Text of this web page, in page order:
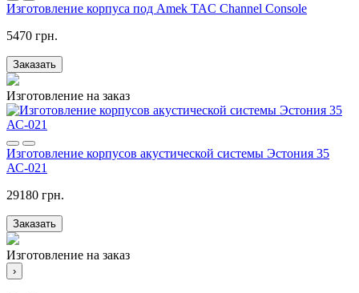
Изготовление корпуса под Amek TAC Channel Console
5470 грн.
Заказать
Изготовление на заказ
Изготовление корпусов акустической системы Эстония 35
АС-021
29180 грн.
Заказать
Изготовление на заказ
›